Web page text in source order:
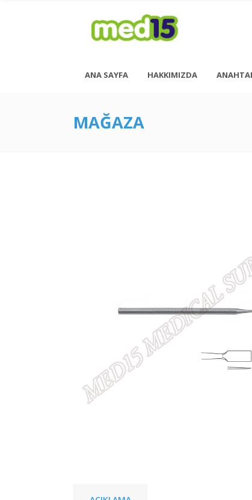
Pazartesi - Cuma 08:00 - 18:00
<h6 style= “font-size: 13px; font-weight:
ANA SAYFA HAKKIMIZDA
MAĞAZA